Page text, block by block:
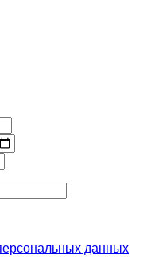
данных